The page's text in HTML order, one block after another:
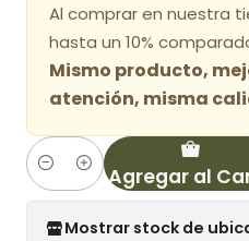
Al comprar en nuestra
hasta un 10%
Mismo producto,
atención, misma
Cantidad Agregar al
Mostrar stock de